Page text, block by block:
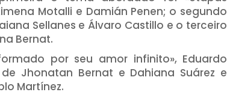
Motalli e Damián Penen; o segundo
Sellanes e Álvaro Castillo e o terceiro
Bernat.
por seu amor infinito», Eduardo
Jhonatan Bernat e Dahiana Suárez e
Martínez.